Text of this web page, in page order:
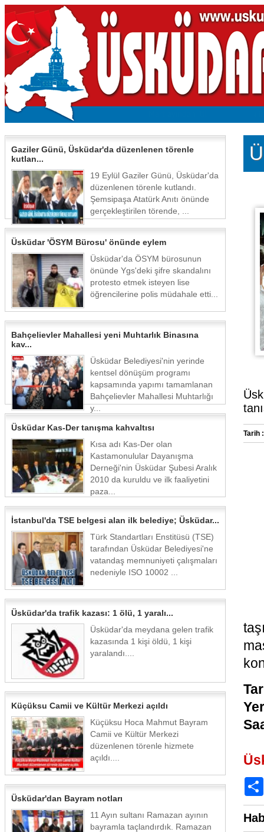
Gaziler Günü, Üsküdar'da düzenlenen törenle
kutlan...
19 Eylül Gaziler Günü, Üsküdar'da
düzenlenen törenle kutlandı.
Şemsipaşa Atatürk Anıtı önünde
gerçekleştirilen törende, ...
Üsküdar 'ÖSYM Bürosu' önünde eylem
Üsküdar'da ÖSYM bürosunun
önünde Ygs'deki şifre skandalını
protesto etmek isteyen lise
öğrencilerine polis müdahale etti...
Bahçelievler Mahallesi yeni Muhtarlık Binasına
kav...
Üsküdar Belediyesi'nin yerinde
kentsel dönüşüm programı
kapsamında yapımı tamamlanan
Bahçelievler Mahallesi Muhtarlığı
y...
Üsküdar Kas-Der tanışma kahvaltısı
Kısa adı Kas-Der olan
Kastamonulular Dayanışma
Derneği'nin Üsküdar Şubesi Aralık
2010 da kuruldu ve ilk faaliyetini
paza...
İstanbul'da TSE belgesi alan ilk belediye; Üsküdar...
Türk Standartları Enstitüsü (TSE)
tarafından Üsküdar Belediyesi'ne
vatandaş memnuniyeti çalışmaları
nedeniyle ISO 10002 ...
Üsküdar'da trafik kazası: 1 ölü, 1 yaralı...
Üsküdar'da meydana gelen trafik
kazasında 1 kişi öldü, 1 kişi
yaralandı....
Küçüksu Camii ve Kültür Merkezi açıldı
Küçüksu Hoca Mahmut Bayram
Camii ve Kültür Merkezi
düzenlenen törenle hizmete
açıldı....
Üsküdar'dan Bayram notları
11 Ayın sultanı Ramazan ayının
bayramla taçlandırdık. Ramazan
Tarih :